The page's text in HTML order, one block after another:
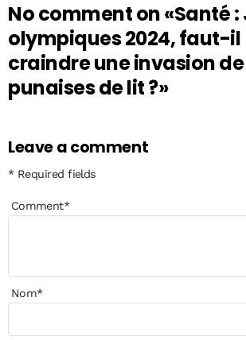
No comment on«Santé :
olympiques 2024, faut-il
craindre une invasion de
punaises de lit ?»
Leave a comment
* Required fields
Comment*
Nom*